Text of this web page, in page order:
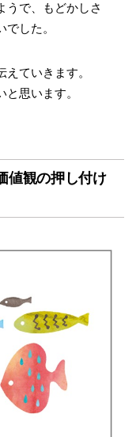
うで、もどかしさ
した。
えていきます。
思います。
値観の押し付け